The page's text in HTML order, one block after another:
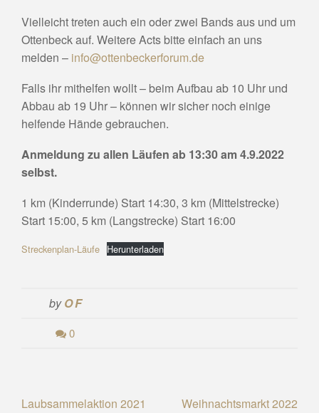
Vielleicht treten auch ein oder zwei Bands aus und um
Ottenbeck auf. Weitere Acts bitte einfach an uns
melden – info@ottenbeckerforum.de
Falls ihr mithelfen wollt – beim Aufbau ab 10 Uhr und
Abbau ab 19 Uhr – können wir sicher noch einige
helfende Hände gebrauchen.
Anmeldung zu allen Läufen ab 13:30 am 4.9.2022
selbst.
1 km (Kinderrunde) Start 14:30, 3 km (Mittelstrecke)
Start 15:00, 5 km (Langstrecke) Start 16:00
Streckenplan-Läufe Herunterladen
byOF
0
Beitragsnavigation
Laubsammelaktion 2021 Weihnachtsmarkt 2022